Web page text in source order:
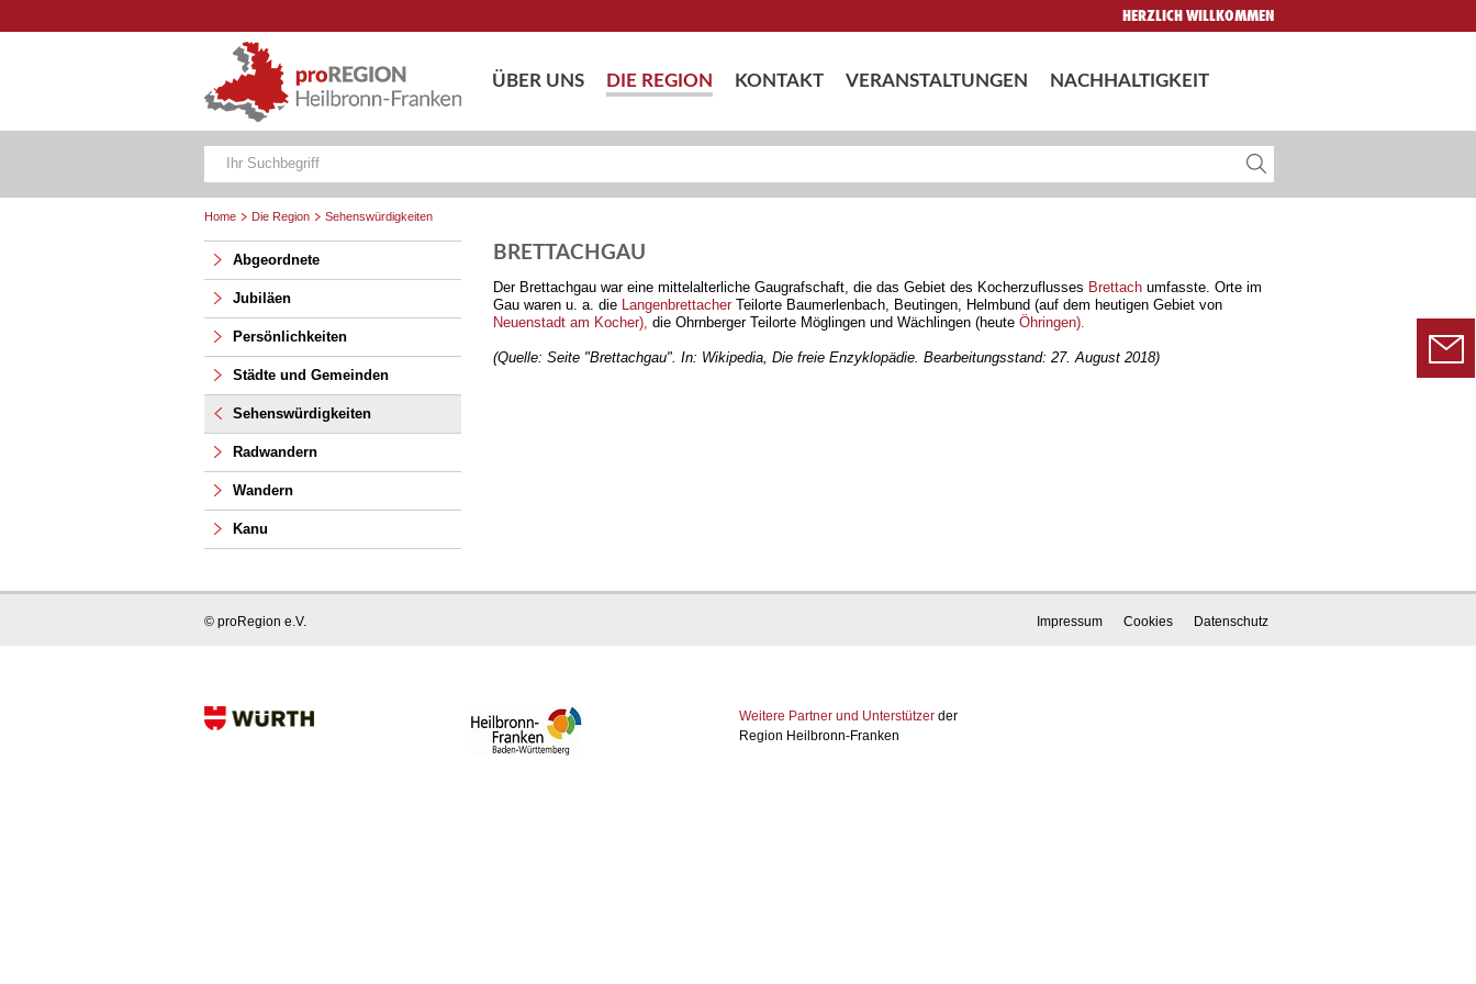
HERZLICH WILLKOMMEN
ÜBER UNS DIE REGION KONTAKT VERANSTALTUNGEN NACHHALTIGKEIT
Home Die Region Sehenswürdigkeiten
Abgeordnete
Jubiläen
Persönlichkeiten
Städte und Gemeinden
Sehenswürdigkeiten
Radwandern
Wandern
Kanu
BRETTACHGAU
Der Brettachgau war eine mittelalterliche Gaugrafschaft, die das Gebiet des Kocherzuflusses Brettach umfasste. Orte im
Gau waren u. a. die LangenbrettacherTeilorte Baumerlenbach, Beutingen, Helmbund (auf dem heutigen Gebiet von
Neuenstadt am Kocher), die Ohrnberger Teilorte Möglingen und Wächlingen (heute Öhringen).
(Quelle: Seite "Brettachgau". In: Wikipedia, Die freie Enzyklopädie. Bearbeitungsstand: 27. August 2018)
© proRegion e.V. Impressum Cookies Datenschutz
Weitere Partner und Unterstützerder
Region Heilbronn-Franken